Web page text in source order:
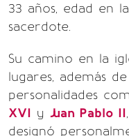
33 años, edad en
sacerdote.
Su camino en la
lugares, además
personalidades
XVI y Juan Pablo II
designó